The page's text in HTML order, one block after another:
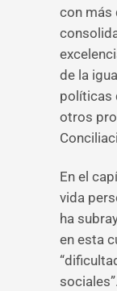
con más
de la
políticas
otros
En el
vida
ha
en esta
sociales”.